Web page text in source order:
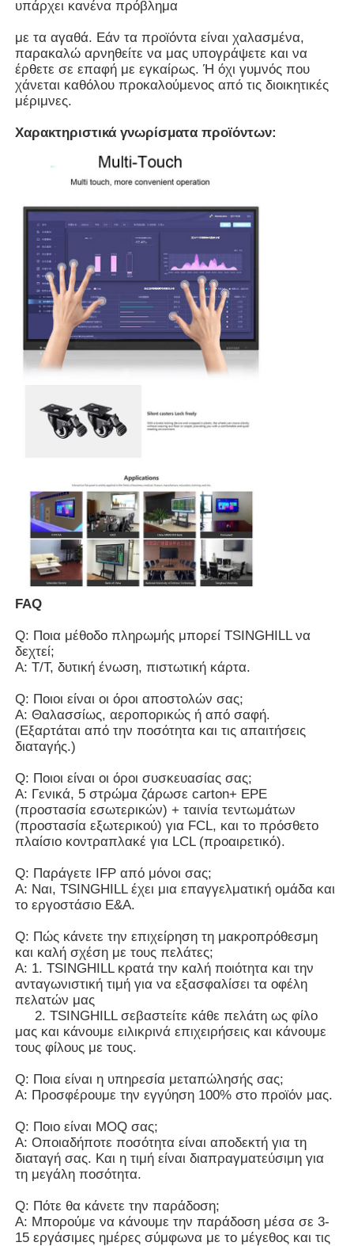
Διαλογικό whiteboard IR
Ευφυής πίνακας
Διαλογική επίπεδη οθόνη διασκέψεων
υπάρχει κανένα πρόβλημα
με τα αγαθά. Εάν τα προϊόντα είναι χαλασμένα,
παρακαλώ αρνηθείτε να μας υπογράψετε και να
έρθετε σε επαφή με εγκαίρως. Ή όχι γυμνός που
χάνεται καθόλου προκαλούμενος από τις διοικητικές
μέριμνες.
Χαρακτηριστικά γνωρίσματα προϊόντων:
FAQ
Q: Ποια μέθοδο πληρωμής μπορεί TSINGHILL να
δεχτεί;
Α: T/T, δυτική ένωση, πιστωτική κάρτα.
Q: Ποιοι είναι οι όροι αποστολών σας;
Α: Θαλασσίως, αεροπορικώς ή από σαφή.
(Εξαρτάται από την ποσότητα και τις απαιτήσεις
διαταγής.)
Q: Ποιοι είναι οι όροι συσκευασίας σας;
Α: Γενικά, 5 στρώμα ζάρωσε carton+ EPE
(προστασία εσωτερικών) + ταινία τεντωμάτων
(προστασία εξωτερικού) για FCL, και το πρόσθετο
πλαίσιο κοντραπλακέ για LCL (προαιρετικό).
Q: Παράγετε IFP από μόνοι σας;
Α: Ναι, TSINGHILL έχει μια επαγγελματική ομάδα και
το εργοστάσιο Ε&Α.
Q: Πώς κάνετε την επιχείρηση τη μακροπρόθεσμη
και καλή σχέση με τους πελάτες;
Α: 1. TSINGHILL κρατά την καλή ποιότητα και την
ανταγωνιστική τιμή για να εξασφαλίσει τα οφέλη
πελατών μας
2. TSINGHILL σεβαστείτε κάθε πελάτη ως φίλο
μας και κάνουμε ειλικρινά επιχειρήσεις και κάνουμε
τους φίλους με τους.
Q: Ποια είναι η υπηρεσία μεταπώλησής σας;
Α: Προσφέρουμε την εγγύηση 100% στο προϊόν μας.
Q: Ποιο είναι MOQ σας;
Α: Οποιαδήποτε ποσότητα είναι αποδεκτή για τη
διαταγή σας. Και η τιμή είναι διαπραγματεύσιμη για
τη μεγάλη ποσότητα.
Q: Πότε θα κάνετε την παράδοση;
Α: Μπορούμε να κάνουμε την παράδοση μέσα σε 3-
15 εργάσιμες ημέρες σύμφωνα με το μέγεθος και τις